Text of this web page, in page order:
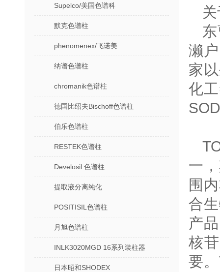
Supelco/美国色谱科
默克色谱柱
phenomenex/飞诺美
纳谱色谱柱
chromanik色谱柱
德国比绍夫Bischoff色谱柱
伯乐色谱柱
RESTEK色谱柱
Develosil 色谱柱
提取液分离纯化
POSITISIL色谱柱
月旭色谱柱
INLK3020MGD 16系列装柱器
日本昭和SHODEX
濑
家
化
一
围
合
产
核
要